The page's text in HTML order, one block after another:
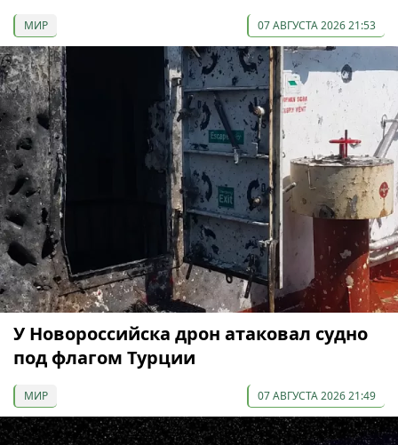
МИР 07 АВГУСТА 2026 21:53
У Новороссийска дрон атаковал судно
под флагом Турции
МИР 07 АВГУСТА 2026 21:49